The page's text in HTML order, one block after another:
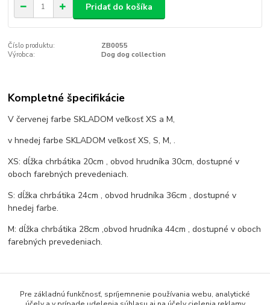
Pridať do košíka
Číslo produktu:
ZB0055
Výrobca:
Dog dog collection
Kompletné špecifikácie
V červenej farbe SKLADOM veľkosť XS a M,
v hnedej farbe SKLADOM veľkosť XS, S, M, .
XS: dĺžka chrbátika 20cm , obvod hrudníka 30cm, dostupné v
oboch farebných prevedeniach.
S: dĺžka chrbátika 24cm , obvod hrudníka 36cm , dostupné v
hnedej farbe.
M: dĺžka chrbátika 28cm ,obvod hrudníka 44cm , dostupné v oboch
farebných prevedeniach.
Pre základnú funkčnosť, spríjemnenie používania webu, analytické